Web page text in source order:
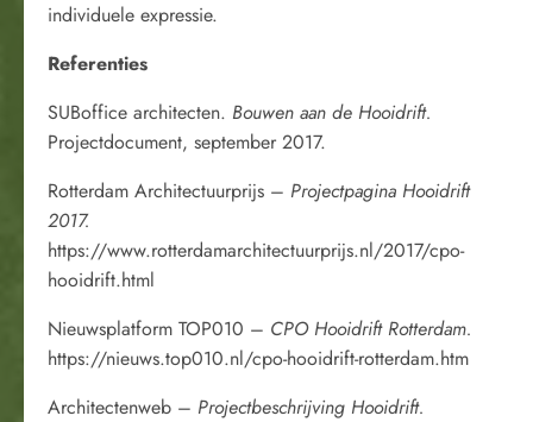
individuele expressie.
Referenties
SUBoffice architecten. Bouwen aan de Hooidrift.
Projectdocument, september 2017.
Rotterdam Architectuurprijs – Projectpagina Hooidrift
2017.
https://www.rotterdamarchitectuurprijs.nl/2017/cpo-
hooidrift.html
Nieuwsplatform TOP010 – CPO Hooidrift Rotterdam.
https://nieuws.top010.nl/cpo-hooidrift-rotterdam.htm
Architectenweb – Projectbeschrijving Hooidrift.